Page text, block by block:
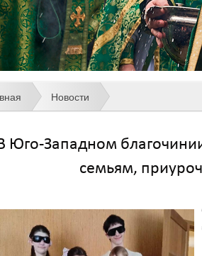
Новости
Юго-Западном
семьям,